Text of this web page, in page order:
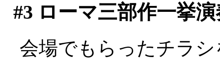
#3 ローマ三部作一挙
会場でもらったチラ